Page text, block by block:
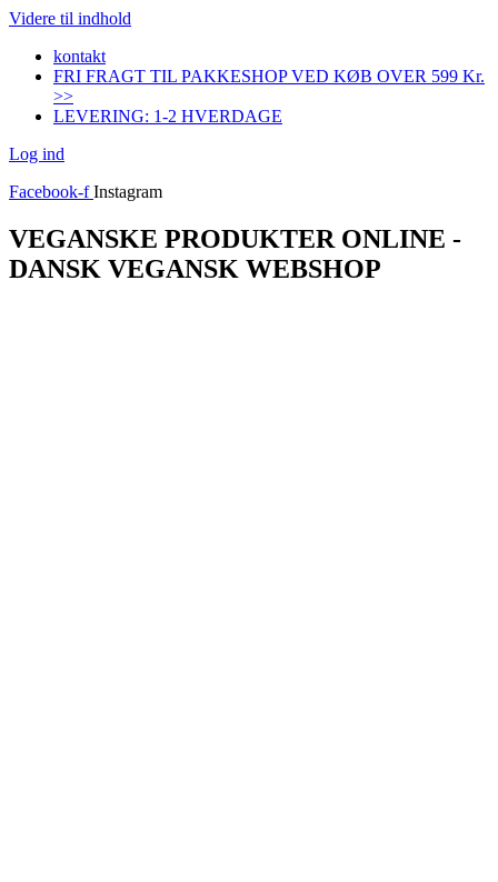
Videre til indhold
kontakt
FRI FRAGT TIL PAKKESHOP VED KØB OVER 599 Kr.
>>
LEVERING: 1-2 HVERDAGE
Log ind
Facebook-f Instagram
VEGANSKE PRODUKTER ONLINE -
DANSK VEGANSK WEBSHOP